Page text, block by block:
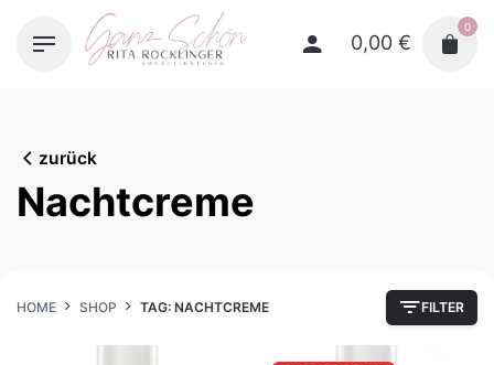
0,00 €
0
zurück
Nachtcreme
HOME SHOP TAG: NACHTCREME FILTER